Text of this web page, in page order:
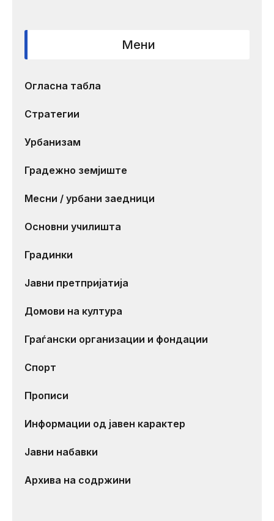
Мени
Огласна табла
Стратегии
Урбанизам
Градежно земјиште
Месни / урбани заедници
Основни училишта
Градинки
Јавни претпријатија
Домови на култура
Граѓански организации и фондации
Спорт
Прописи
Информации од јавен карактер
Јавни набавки
Архива на содржини